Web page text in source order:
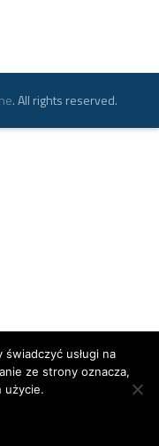
. All rights reserved.
usługi na
ze strony oznacza,
użycie.